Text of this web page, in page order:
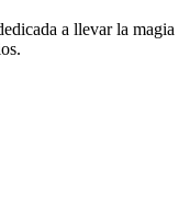
a llevar la magia